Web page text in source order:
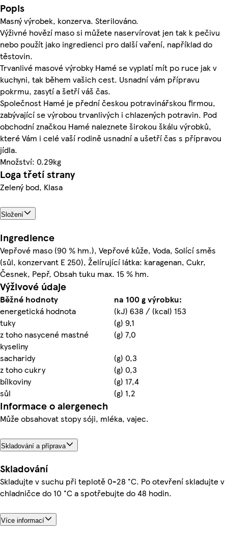
Popis
Masný výrobek, konzerva. Sterilováno.
Výživné hovězí maso si můžete naservírovat jen tak k pečivu
nebo použít jako ingredienci pro další vaření, například do
těstovin.
Trvanlivé masové výrobky Hamé se vyplatí mít po ruce jak v
kuchyni, tak během vašich cest. Usnadní vám přípravu
pokrmu, zasytí a šetří váš čas.
Společnost Hamé je přední českou potravinářskou firmou,
zabývající se výrobou trvanlivých i chlazených potravin. Pod
obchodní značkou Hamé naleznete širokou škálu výrobků,
které Vám i celé vaší rodině usnadní a ušetří čas s přípravou
jídla.
Množství: 0.29kg
Loga třetí strany
Zelený bod, Klasa
Složení
Ingredience
Vepřové maso (90 % hm.), Vepřové kůže, Voda, Solící směs
(sůl, konzervant E 250), Želírující látka: karagenan, Cukr,
Česnek, Pepř, Obsah tuku max. 15 % hm.
Výživové údaje
Běžné hodnoty
na 100 g výrobku:
energetická hodnota
(kJ) 638 / (kcal) 153
tuky
(g) 9,1
z toho nasycené mastné
kyseliny
(g) 7,0
sacharidy
(g) 0,3
z toho cukry
(g) 0,3
bílkoviny
(g) 17,4
sůl
(g) 1,2
Informace o alergenech
Může obsahovat stopy sóji, mléka, vajec.
Skladování a příprava
Skladování
Skladujte v suchu při teplotě 0-28 °C. Po otevření skladujte v
chladničce do 10 °C a spotřebujte do 48 hodin.
Více informací